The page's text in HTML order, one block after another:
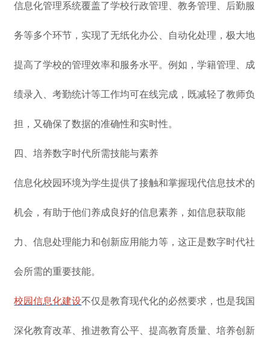
信息化管理系统覆盖了学校行政管理、教务管理、后勤服
务等多个环节，实现了无纸化办公、自动化处理，极大地
提高了学校的管理效率和服务水平。例如，学籍管理、成
绩录入、考勤统计等工作均可在线完成，既减轻了教师负
担，又确保了数据的准确性和实时性。
四、培养数字时代所需技能与素养
信息化校园环境为学生提供了接触和掌握现代信息技术的
机会，有助于他们养成良好的信息素养，如信息获取能
力、信息处理能力和创新应用能力等，这正是数字时代社
会所需的重要技能。
校园信息化建设不仅是教育现代化的必然要求，也是我国
深化教育改革、推进教育公平、提高教育质量、培养创新